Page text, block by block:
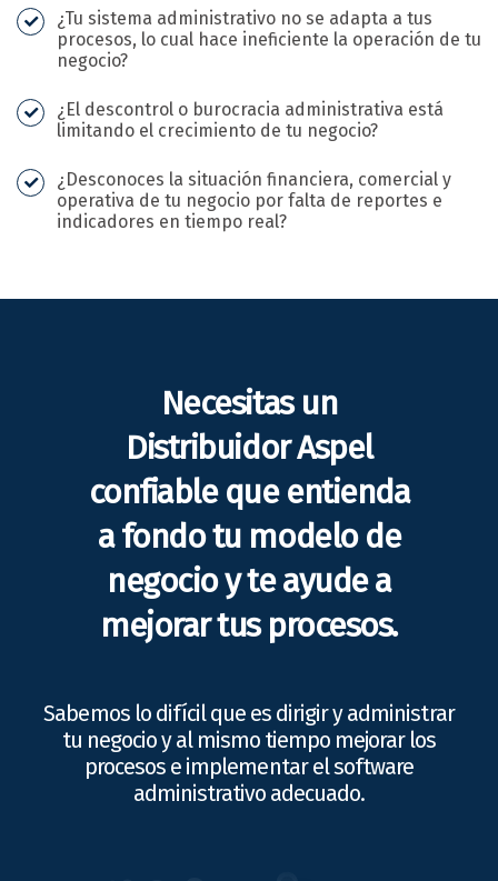
¿Tu sistema administrativo no se adapta a tus
procesos, lo cual hace ineficiente la operación de tu
negocio?
¿El descontrol o burocracia administrativa está
limitando el crecimiento de tu negocio?
¿Desconoces la situación financiera, comercial y
operativa de tu negocio por falta de reportes e
indicadores en tiempo real?
Necesitas un
Distribuidor Aspel
confiable que entienda
a fondo tu modelo de
negocio y te ayude a
mejorar tus procesos.
Sabemos lo difícil que es dirigir y administrar
tu negocio y al mismo tiempo mejorar los
procesos e implementar el software
administrativo adecuado.